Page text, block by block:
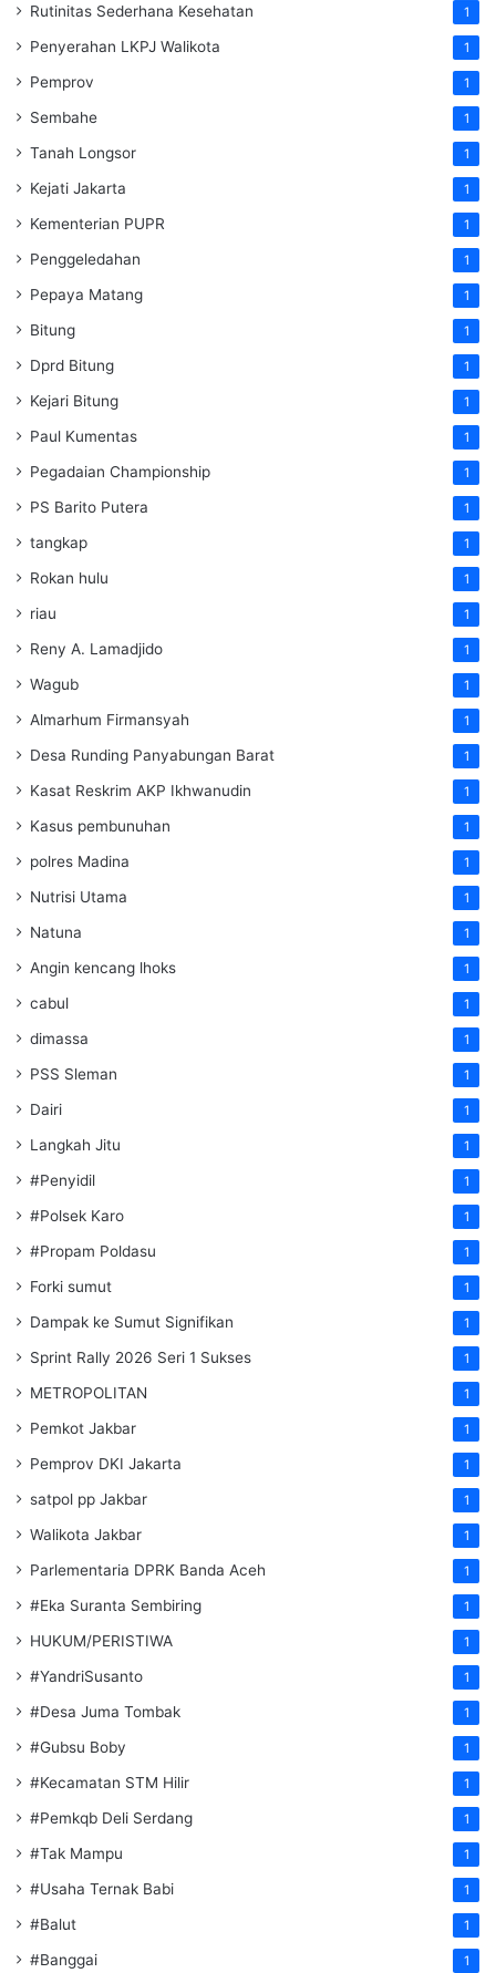
Rutinitas Sederhana Kesehatan 1
Penyerahan LKPJ Walikota 1
Pemprov 1
Sembahe 1
Tanah Longsor 1
Kejati Jakarta 1
Kementerian PUPR 1
Penggeledahan 1
Pepaya Matang 1
Bitung 1
Dprd Bitung 1
Kejari Bitung 1
Paul Kumentas 1
Pegadaian Championship 1
PS Barito Putera 1
tangkap 1
Rokan hulu 1
riau 1
Reny A. Lamadjido 1
Wagub 1
Almarhum Firmansyah 1
Desa Runding Panyabungan Barat 1
Kasat Reskrim AKP Ikhwanudin 1
Kasus pembunuhan 1
polres Madina 1
Nutrisi Utama 1
Natuna 1
Angin kencang lhoks 1
cabul 1
dimassa 1
PSS Sleman 1
Dairi 1
Langkah Jitu 1
#Penyidil 1
#Polsek Karo 1
#Propam Poldasu 1
Forki sumut 1
Dampak ke Sumut Signifikan 1
Sprint Rally 2026 Seri 1 Sukses 1
METROPOLITAN 1
Pemkot Jakbar 1
Pemprov DKI Jakarta 1
satpol pp Jakbar 1
Walikota Jakbar 1
Parlementaria DPRK Banda Aceh 1
#Eka Suranta Sembiring 1
HUKUM/PERISTIWA 1
#YandriSusanto 1
#Desa Juma Tombak 1
#Gubsu Boby 1
#Kecamatan STM Hilir 1
#Pemkqb Deli Serdang 1
#Tak Mampu 1
#Usaha Ternak Babi 1
#Balut 1
#Banggai 1